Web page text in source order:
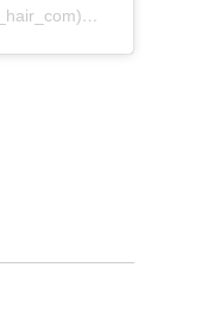
美容室FLEX HAIR&MAKE(@flex_hair_com)がシェアした投稿